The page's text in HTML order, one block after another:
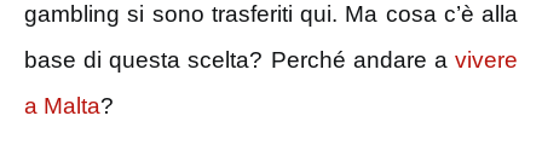
gambling si sono trasferiti qui. Ma cosa c’è alla
base di questa scelta? Perché andare a vivere
a Malta?